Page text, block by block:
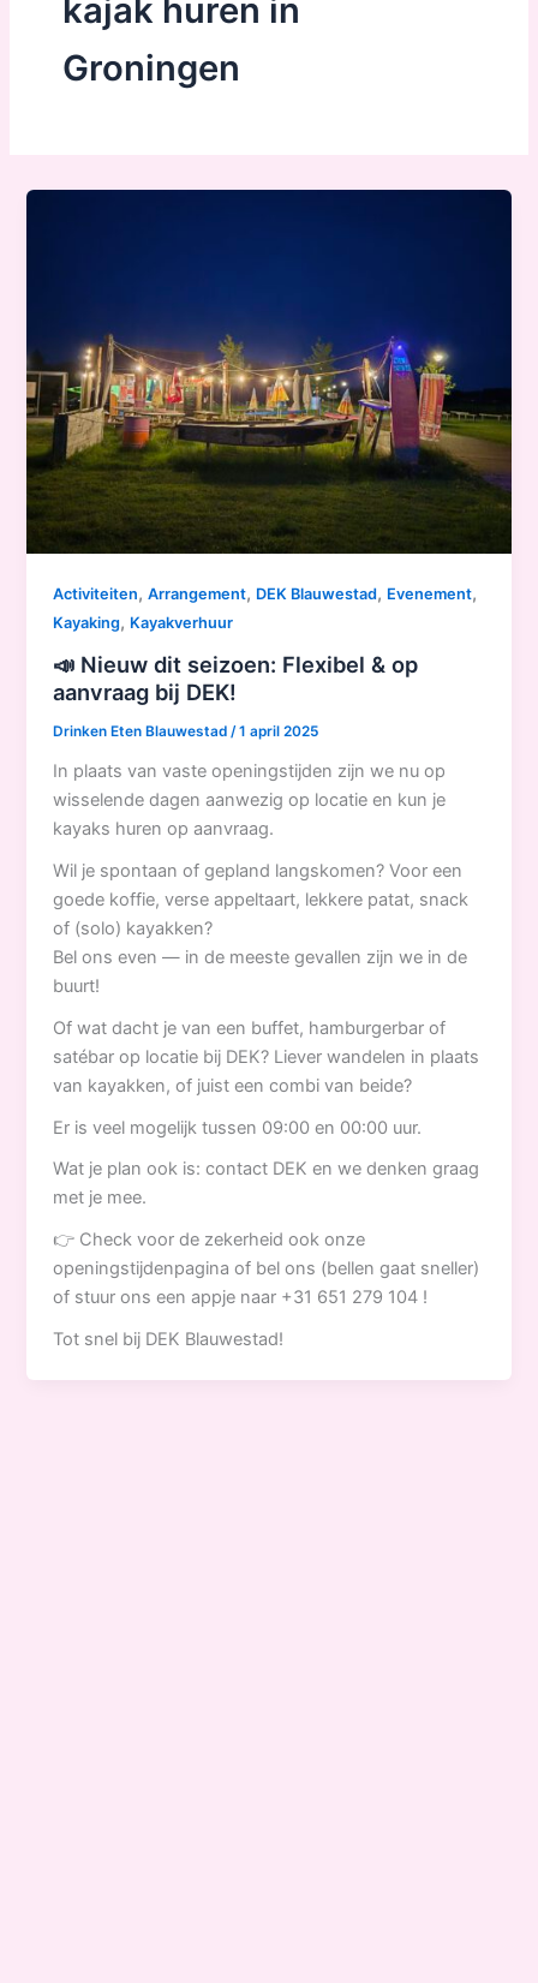
kajak huren in
Groningen
Activiteiten,Arrangement, DEK Blauwestad, Evenement,
Kayaking, Kayakverhuur
📣 Nieuw dit seizoen: Flexibel & op
aanvraag bij DEK!
Drinken Eten Blauwestad/1 april 2025
In plaats van vaste openingstijden zijn we nu op
wisselende dagen aanwezig op locatie en kun je
kayaks huren op aanvraag.
Wil je spontaan of gepland langskomen? Voor een
goede koffie, verse appeltaart, lekkere patat, snack
of (solo) kayakken?
Bel ons even — in de meeste gevallen zijn we in de
buurt!
Of wat dacht je van een buffet, hamburgerbar of
satébar op locatie bij DEK? Liever wandelen in plaats
van kayakken, of juist een combi van beide?
Er is veel mogelijk tussen 09:00 en 00:00 uur.
Wat je plan ook is: contact DEK en we denken graag
met je mee.
👉 Check voor de zekerheid ook onze
openingstijdenpagina of bel ons (bellen gaat sneller)
of stuur ons een appje naar +31 651 279 104 !
Tot snel bij DEK Blauwestad!